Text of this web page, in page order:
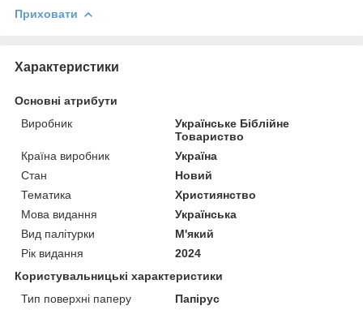
Приховати
Характеристики
Основні атрибути
Виробник
Українське Біблійне
Товариство
Країна виробник
Україна
Стан
Новий
Тематика
Християнство
Мова видання
Українська
Вид палітурки
М'який
Рік видання
2024
Користувальницькі характеристики
Тип поверхні паперу
Папірус